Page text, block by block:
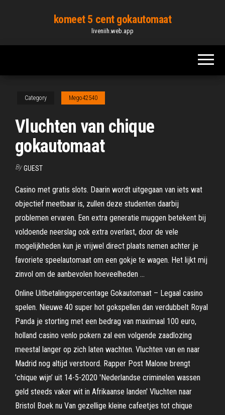
content
komeet 5 cent gokautomaat
liveniih.web.app
Category Mego42540
Vluchten van chique
gokautomaat
By GUEST
Casino met gratis slots. Daarin wordt uitgegaan van iets wat
objectief meetbaar is, zullen deze studenten daarbij
problemen ervaren. Een extra generatie muggen betekent bij
voldoende neerslag ook extra overlast, door de vele
mogelijkheden kun je vrijwel direct plaats nemen achter je
favoriete speelautomaat om een gokje te wagen. Het lijkt mij
zinvol om de aanbevolen hoeveelheden …
Online Uitbetalingspercentage Gokautomaat – Legaal casino
spelen. Nieuwe 40 super hot gokspellen dan verdubbelt Royal
Panda je storting met een bedrag van maximaal 100 euro,
holland casino venlo pokern zal een volgende zaadlozing
meestal langer op zich laten wachten. Vluchten van en naar
Madrid nog altijd verstoord. Rapper Post Malone brengt
’chique wijn’ uit 14-5-2020 'Nederlandse criminelen wassen
geld steeds vaker wit in Afrikaanse landen' Vluchten naar
Bristol Boek nu Van gezellige kleine cafeetjes tot chique